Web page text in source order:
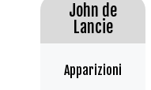
John de
Lancie
Apparizioni